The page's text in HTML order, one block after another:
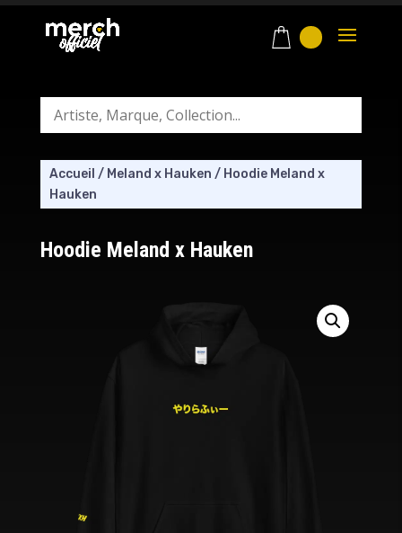
Accueil / Meland x Hauken / Hoodie Meland x
Hauken
Hoodie Meland x Hauken